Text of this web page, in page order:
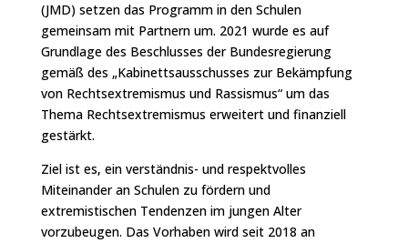
(JMD) setzen das Programm in den Schulen
gemeinsam mit Partnern um. 2021 wurde es auf
Grundlage des Beschlusses der Bundesregierung
gemäß des „Kabinettsausschusses zur Bekämpfung
von Rechtsextremismus und Rassismus“ um das
Thema Rechtsextremismus erweitert und finanziell
gestärkt.
Ziel ist es, ein verständnis- und respektvolles
Miteinander an Schulen zu fördern und
extremistischen Tendenzen im jungen Alter
vorzubeugen. Das Vorhaben wird seit 2018 an